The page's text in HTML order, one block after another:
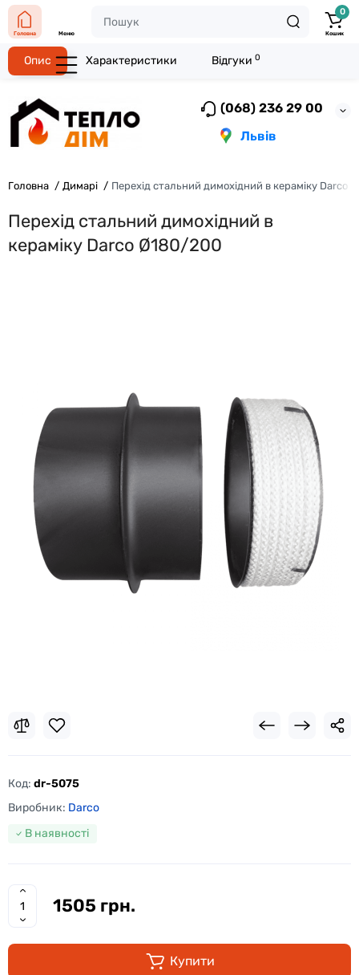
(068) 236 29 00
Львів
Головна Меню
0
Кошик
Головна Димарі Перехід стальний димохідний в кераміку Darco
Перехід стальний димохідний в
кераміку Darco Ø180/200
Код: dr-5075
Виробник: Darco
В наявності
1505 грн.
Купити
Опис Характеристики Відгуки 0